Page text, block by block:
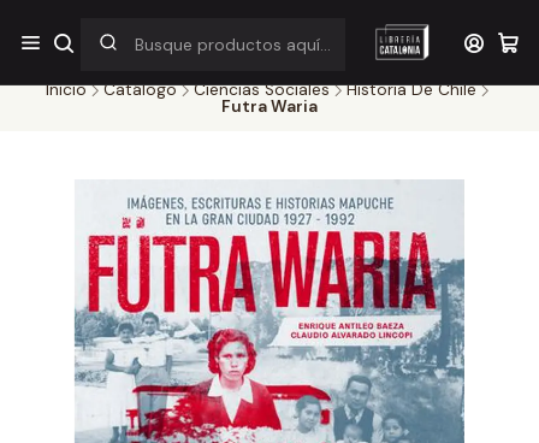
¡Por pocos días! Despacho a $1.000 en RM por compras sobre
$38.000
Inicio Catálogo Ciencias Sociales
Historia De Chile
Futra Waria